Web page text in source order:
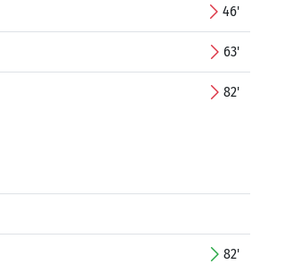
46'
63'
82'
82'